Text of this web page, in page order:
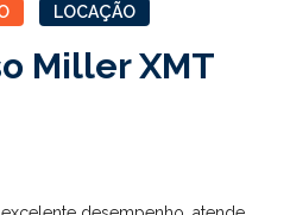
LOCAÇÃO
Miller XMT